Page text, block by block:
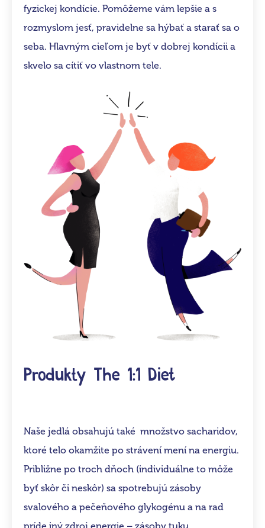
fyzickej kondície. Pomôžeme vám lepšie a s
rozmyslom jesť, pravidelne sa hýbať a starať sa o
seba. Hlavným cieľom je byť v dobrej kondícii a
skvelo sa cítiť vo vlastnom tele.
Produkty The 1:1 Diet
Naše jedlá obsahujú také množstvo sacharidov,
ktoré telo okamžite po strávení mení na energiu.
Približne po troch dňoch (individuálne to môže
byť skôr či neskôr) sa spotrebujú zásoby
svalového a pečeňového glykogénu a na rad